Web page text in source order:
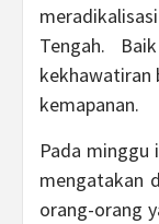
Tengah.
kekhawatiran
kemapanan.
Pada minggu
mengatakan
orang-orang